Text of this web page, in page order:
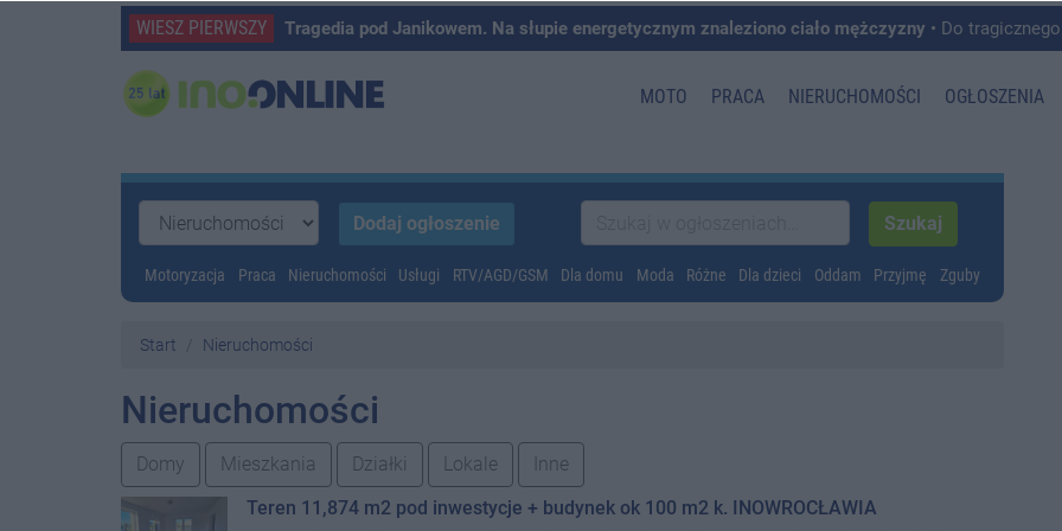
WIESZ PIERWSZY Tragedia pod Janikowem. Na słupie energetycznym znaleziono ciało mężczyzny • Do tragicznego zdarzenia doszło
MOTO PRACA NIERUCHOMOŚCI OGŁOSZENIA
Motoryzacja Praca Nieruchomości Usługi RTV/AGD/GSM Dla domu Moda Różne Dla dzieci Oddam Przyjmę Zguby
Start Nieruchomości
Nieruchomości
Domy Mieszkania Działki Lokale Inne
Teren 11,874 m2 pod inwestycje + budynek ok 100 m2 k. INOWROCŁAWIA